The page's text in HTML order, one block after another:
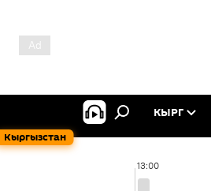
Кыргызстан
КЫРГ
13:00